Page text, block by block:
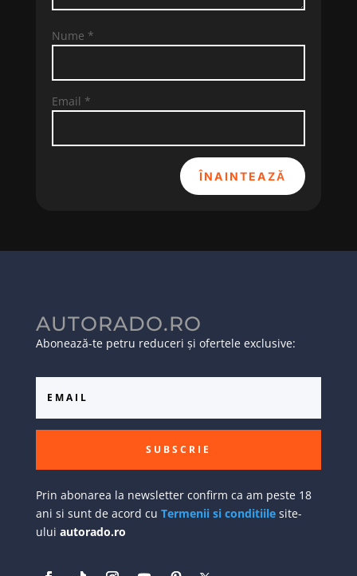
Nume *
Email *
ÎNAINTEAZĂ
AUTORADO.RO
Abonează-te petru reduceri și ofertele exclusive:
SUBSCRIE
Prin abonarea la newsletter confirm ca am peste 18
ani si sunt de acord cu Termenii si conditiilesite-
ului autorado.ro